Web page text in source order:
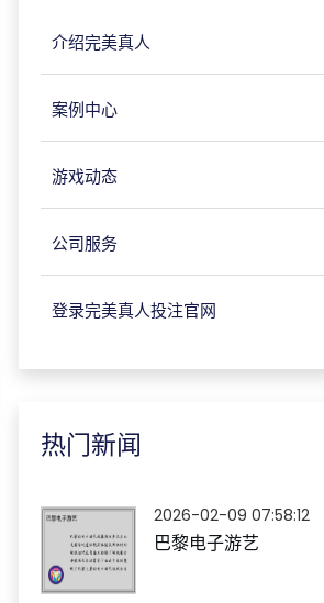
介绍完美真人
案例中心
游戏动态
公司服务
登录完美真人投注官网
热门新闻
2026-02-09 07:58:12
巴黎电子游艺